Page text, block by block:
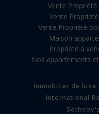
Vente
Vente
Vente Propriété
Maison
Propriété à
Nos appartements
Immobilier de
International